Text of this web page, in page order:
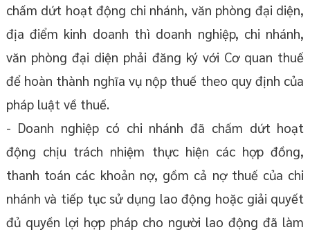
chấm dứt hoạt động chi nhánh, văn phòng đại diện,
địa điểm kinh doanh thì doanh nghiệp, chi nhánh,
văn phòng đại diện phải đăng ký với Cơ quan thuế
để hoàn thành nghĩa vụ nộp thuế theo quy định của
pháp luật về thuế.
- Doanh nghiệp có chi nhánh đã chấm dứt hoạt
động chịu trách nhiệm thực hiện các hợp đồng,
thanh toán các khoản nợ, gồm cả nợ thuế của chi
nhánh và tiếp tục sử dụng lao động hoặc giải quyết
đủ quyền lợi hợp pháp cho người lao động đã làm